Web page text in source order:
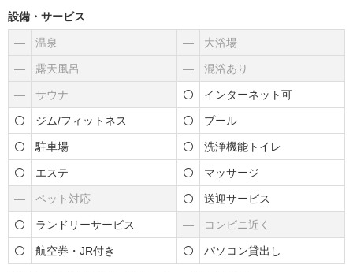
設備・サービス
― 温泉 ― 大浴場
― 露天風呂 ― 混浴あり
― サウナ インターネット可
ジム/フィットネス プール
駐車場 洗浄機能トイレ
エステ マッサージ
― ペット対応 送迎サービス
ランドリーサービス ― コンビニ近く
航空券・JR付き パソコン貸出し